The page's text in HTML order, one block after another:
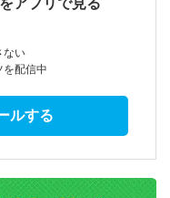
アプリで見る
ない
を配信中
ルする